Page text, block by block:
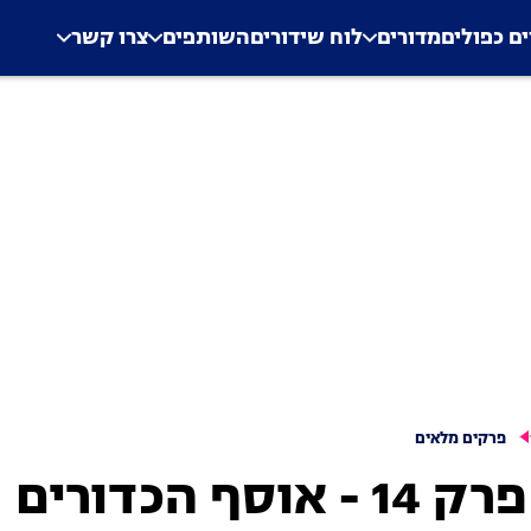
Application error: a
. כפוליםמדורים לוח שידוריםהשותפים צרו קשר
פרקים מלאים
פרפר נחמד, עונה 1, פרק 14 - אוסף הכדורים